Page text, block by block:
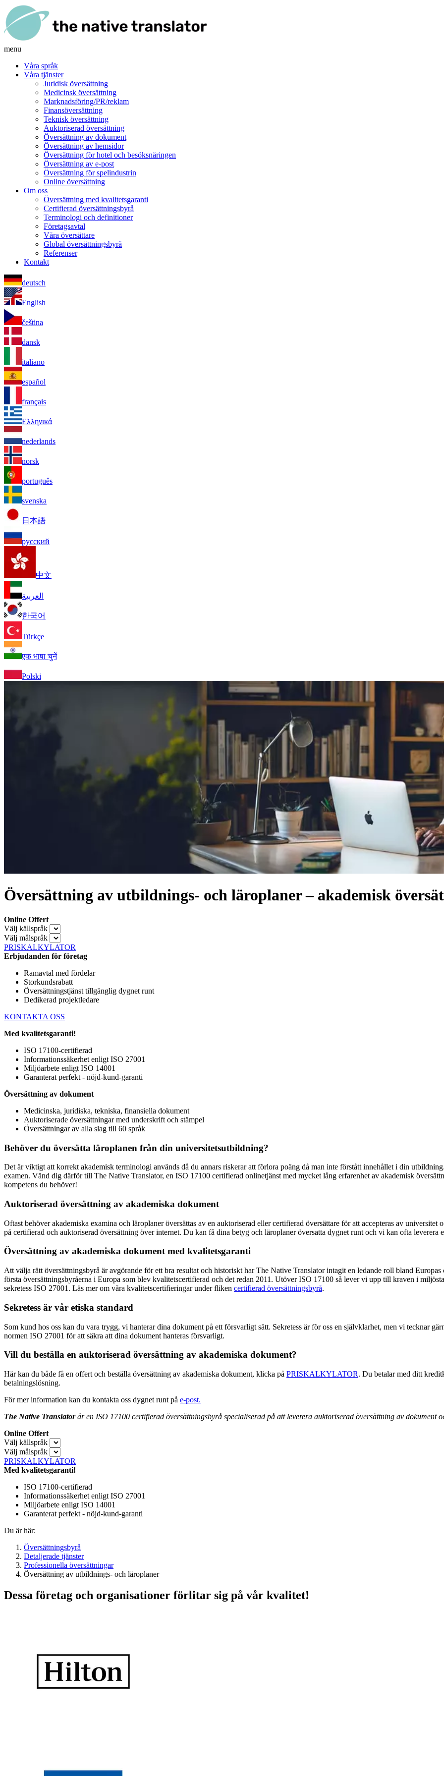
menu
Våra språk
Våra tjänster
Juridisk översättning
Medicinsk översättning
Marknadsföring/PR/reklam
Finansöversättning
Teknisk översättning
Auktoriserad översättning
Översättning av dokument
Översättning av hemsidor
Översättning för hotel och besöksnäringen
Översättning av e-post
Översättning för spelindustrin
Online översättning
Om oss
Översättning med kvalitetsgaranti
Certifierad översättningsbyrå
Terminologi och definitioner
Företagsavtal
Våra översättare
Global översättningsbyrå
Referenser
Kontakt
deutsch
English
čeština
dansk
italiano
español
français
Ελληνικά
nederlands
norsk
português
svenska
日本語
русский
中文
العربية
한국어
Türkçe
एक भाषा चुनें
Polski
Översättning av utbildnings- och läroplaner – akademisk
Online Offert
Välj källspråk
Välj målspråk
PRISKALKYLATOR
Erbjudanden för företag
Ramavtal med fördelar
Storkundsrabatt
Översättningstjänst tillgänglig dygnet runt
Dedikerad projektledare
KONTAKTA OSS
Med kvalitetsgaranti!
ISO 17100-certifierad
Informationssäkerhet enligt ISO 27001
Miljöarbete enligt ISO 14001
Garanterat perfekt - nöjd-kund-garanti
Översättning av dokument
Medicinska, juridiska, tekniska, finansiella dokument
Auktoriserade översättningar med underskrift och stämpel
Översättningar av alla slag till 60 språk
Behöver du översätta läroplanen från din universitetsutbildning?
Det är viktigt att korrekt akademisk terminologi används då du annars riskerar att förlora poäng då man inte förstått innehållet i din
examen. Vänd dig därför till The Native Translator, en ISO 17100 certifierad onlinetjänst med mycket lång erfarenhet av akademisk
kompetens du behöver!
Auktoriserad översättning av akademiska dokument
Oftast behöver akademiska examina och läroplaner översättas av en auktoriserad eller certifierad översättare för att accepteras av
på certifierad och auktoriserad översättning över internet. Du kan få dina betyg och läroplaner översatta dygnet runt och vi kan ofta leverera
Översättning av akademiska dokument med kvalitetsgaranti
Att välja rätt översättningsbyrå är avgörande för ett bra resultat och historiskt har The Native Translator intagit en ledande roll bland
första översättningsbyråerna i Europa som blev kvalitetscertifierad och det redan 2011. Utöver ISO 17100 så lever vi upp till kraven i
sekretess ISO 27001. Läs mer om våra kvalitetscertifieringar under fliken certifierad översättningsbyrå.
Sekretess är vår etiska standard
Som kund hos oss kan du vara trygg, vi hanterar dina dokument på ett försvarligt sätt. Sekretess är för oss en självklarhet, men vi tecknar
normen ISO 27001 för att säkra att dina dokument hanteras försvarligt.
Vill du beställa en auktoriserad översättning av akademiska dokument?
Här kan du både få en offert och beställa översättning av akademiska dokument, klicka på PRISKALKYLATOR. Du betalar med ditt
betalningslösning.
För mer information kan du kontakta oss dygnet runt på e-post.
The Native Translatorär en ISO 17100 certifierad översättningsbyrå specialiserad på att leverera auktoriserad översättning av dokument
Online Offert
Välj källspråk
Välj målspråk
PRISKALKYLATOR
Med kvalitetsgaranti!
ISO 17100-certifierad
Informationssäkerhet enligt ISO 27001
Miljöarbete enligt ISO 14001
Garanterat perfekt - nöjd-kund-garanti
Du är här:
Översättningsbyrå
Detaljerade tjänster
Professionella översättningar
Översättning av utbildnings- och läroplaner
Dessa företag och organisationer förlitar sig på vår kvalitet!